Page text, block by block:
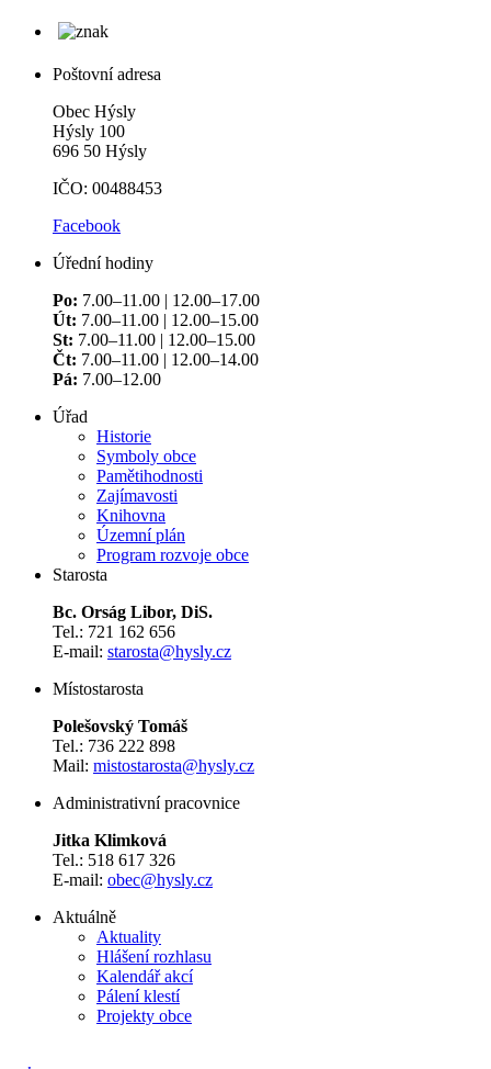
Poštovní adresa
Obec Hýsly
Hýsly 100
696 50 Hýsly
IČO: 00488453
Facebook
Úřední hodiny
Po: 7.00–11.00 | 12.00–17.00
Út: 7.00–11.00 | 12.00–15.00
St: 7.00–11.00 | 12.00–15.00
Čt: 7.00–11.00 | 12.00–14.00
Pá: 7.00–12.00
Úřad
Historie
Symboly obce
Pamětihodnosti
Zajímavosti
Knihovna
Územní plán
Program rozvoje obce
Starosta
Bc. Orság Libor, DiS.
Tel.: 721 162 656
E-mail: starosta@hysly.cz
​​​​​​​Místostarosta
Polešovský Tomáš
Tel.: 736 222 898
Mail: mistostarosta@hysly.cz
Administrativní pracovnice
Jitka Klimková
Tel.: 518 617 326
E-mail: obec@hysly.cz
Aktuálně
Aktuality
Hlášení rozhlasu
Kalendář akcí
Pálení klestí
Projekty obce